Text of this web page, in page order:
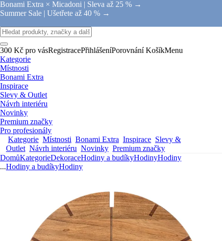
Bonami Extra × Micadoni | Sleva až 25 % →
Summer Sale | Ušetřete až 40 % →
300 Kč pro vásRegistracePřihlášeníPorovnání KošíkMenu
Kategorie
Místnosti
Bonami Extra
Inspirace
Slevy & Outlet
Návrh interiéru
Novinky
Premium značky
Pro profesionály
Kategorie Místnosti Bonami Extra Inspirace Slevy &
Outlet Návrh interiéru Novinky Premium značky
DomůKategorieDekoraceHodiny a budíkyHodinyHodiny
...Hodiny a budíkyHodiny